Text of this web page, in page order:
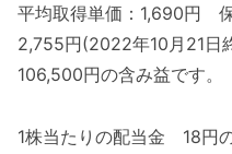
平均取得単価：1,690円
2,755円(2022年10月21日
106,500円の含み益です。
1株当たりの配当金 18円の